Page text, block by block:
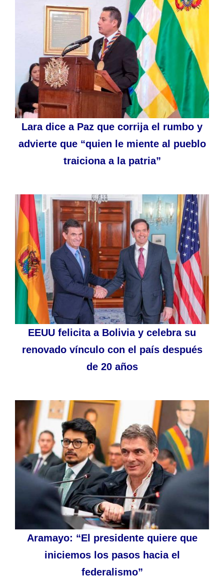
Lara dice a Paz que corrija el rumbo y
advierte que “quien le miente al pueblo
traiciona a la patria”
EEUU felicita a Bolivia y celebra su
renovado vínculo con el país después
de 20 años
Aramayo: “El presidente quiere que
iniciemos los pasos hacia el
federalismo”